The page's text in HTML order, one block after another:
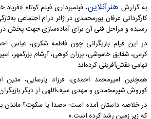
به گزارش هنرآنلاین، فیلمبرداری فیلم کوتاه
کارگردانی عرفان پورمحمدی در ژانر درام اجتماعی
رسیده و مراحل فنی آن برای آماده‌سازی جهت پخش
در این فیلم بازیگرانی چون فاطمه شکری، عباس
کرمی، شقایق خاموشی، برزان کوهی، آرشام بزرگمهر،
تهامی نقش‌آفرینی کرده‌اند.
همچنین امیرمحمد احمدی، فرزاد پارسایی، متین
کوروش شیرمحمدی و مهدی سیف‌اللهی از دیگر
در خلاصه داستان آمده است: «صدا یا سکوت؟ ماندن
که زیر زمین رشد کرده است.»